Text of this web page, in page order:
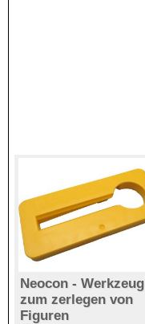
Neocon - Werkzeug
zum zerlegen von
Figuren